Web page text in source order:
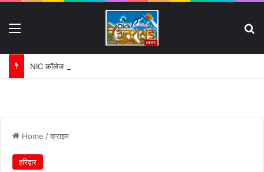
NIC कॉलेज धनौरी जमीन विवाद में बढ़ी मुश्किलें:
Home /क्राइम
हरिद्वार